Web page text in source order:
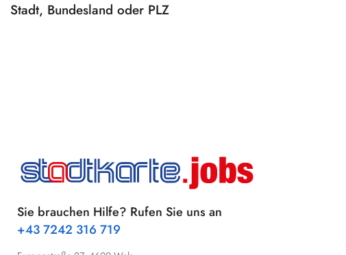
Stadt, Bundesland oder PLZ
Sie brauchen Hilfe? Rufen Sie uns an
+43 7242 316 719